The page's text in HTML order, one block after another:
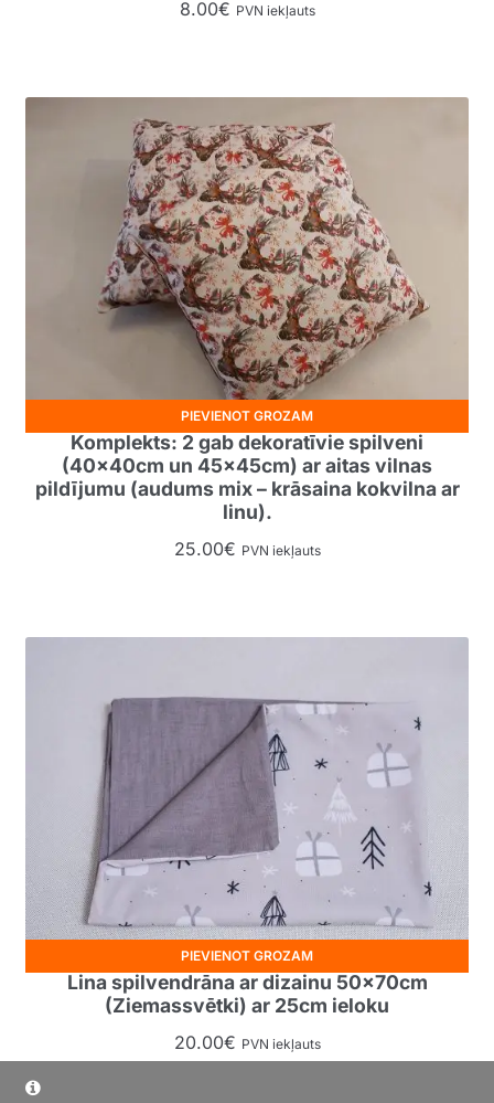
8.00€ PVN iekļauts
Komplekts: 2 gab dekoratīvie spilveni
(40x40cm un 45x45cm) ar aitas vilnas
pildījumu (audums mix – krāsaina kokvilna ar
linu).
25.00€ PVN iekļauts
PIEVIENOT GROZAM
Lina spilvendrāna ar dizainu 50x70cm
(Ziemassvētki) ar 25cm ieloku
20.00€ PVN iekļauts
PIEVIENOT GROZAM